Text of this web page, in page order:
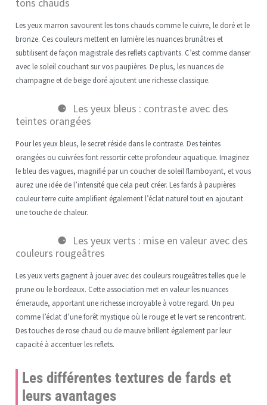
Les yeux marron savourent les tons chauds comme le cuivre, le doré et le
bronze. Ces couleurs mettent en lumière les nuances brunâtres et
subtilisent de façon magistrale des reflets captivants. C’est comme danser
avec le soleil couchant sur vos paupières. De plus, les nuances de
champagne et de beige doré ajoutent une richesse classique.
Les yeux bleus : contraste avec des
teintes orangées
Pour les yeux bleus, le secret réside dans le contraste. Des teintes
orangées ou cuivrées font ressortir cette profondeur aquatique. Imaginez
le bleu des vagues, magnifié par un coucher de soleil flamboyant, et vous
aurez une idée de l’intensité que cela peut créer. Les fards à paupières
couleur terre cuite amplifient également l’éclat naturel tout en ajoutant
une touche de chaleur.
Les yeux verts : mise en valeur avec des
couleurs rougeâtres
Les yeux verts gagnent à jouer avec des couleurs rougeâtres telles que le
prune ou le bordeaux. Cette association met en valeur les nuances
émeraude, apportant une richesse incroyable à votre regard. Un peu
comme l’éclat d’une forêt mystique où le rouge et le vert se rencontrent.
Des touches de rose chaud ou de mauve brillent également par leur
capacité à accentuer les reflets.
Les différentes textures de fards et
leurs avantages